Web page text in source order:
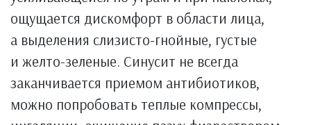
ощущается дискомфорт в области лица,
а выделения слизисто-гнойные, густые
и желто-зеленые. Синусит не всегда
заканчивается приемом антибиотиков,
можно попробовать теплые компрессы,